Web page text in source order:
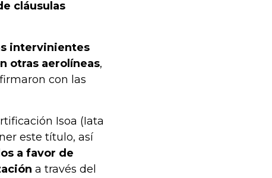
cláusulas
intervinientes
otras aerolíneas,
con las
Isoa (Iata
este título, así
a favor de
a través del